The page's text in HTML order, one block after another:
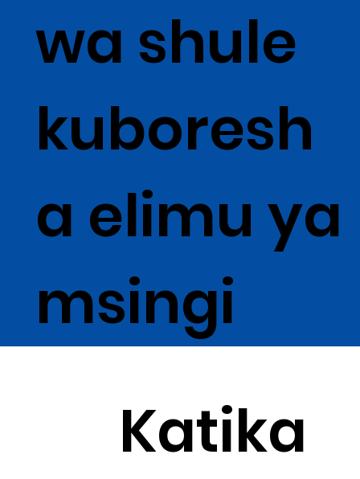
Katika
wa shule
kuboresh
a elimu ya
msingi